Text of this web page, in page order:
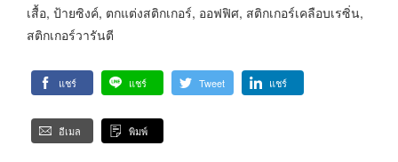
เสื้อ, ป้ายซิงค์, ตกแต่งสติกเกอร์, ออฟฟิศ, สติกเกอร์เคลือบเรซิ่น,
สติกเกอร์วารันตี
แชร์ แชร์ Tweet แชร์
อีเมล พิมพ์